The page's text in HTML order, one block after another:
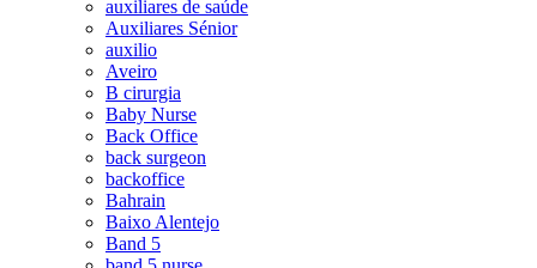
auxiliares de saúde
Auxiliares Sénior
auxilio
Aveiro
B cirurgia
Baby Nurse
Back Office
back surgeon
backoffice
Bahrain
Baixo Alentejo
Band 5